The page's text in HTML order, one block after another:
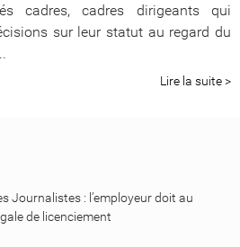
cadres, cadres dirigeants qui
sur leur statut au regard du
Lire la suite >